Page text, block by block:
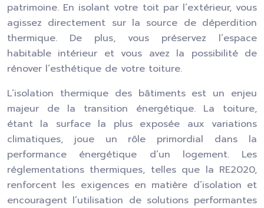
patrimoine. En isolant votre toit par l’extérieur, vous
agissez directement sur la source de déperdition
thermique. De plus, vous préservez l’espace
habitable intérieur et vous avez la possibilité de
rénover l’esthétique de votre toiture.
L’isolation thermique des bâtiments est un enjeu
majeur de la transition énergétique. La toiture,
étant la surface la plus exposée aux variations
climatiques, joue un rôle primordial dans la
performance énergétique d’un logement. Les
réglementations thermiques, telles que la RE2020,
renforcent les exigences en matière d’isolation et
encouragent l’utilisation de solutions performantes